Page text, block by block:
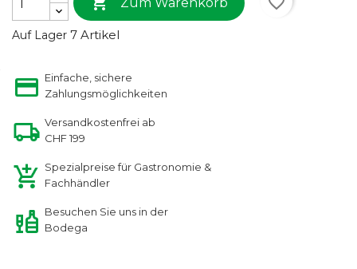
Auf Lager 7 Artikel
Einfache, sichere
Zahlungsmöglichkeiten
Versandkostenfrei ab
CHF 199
Spezialpreise für Gastronomie &
Fachhändler
Besuchen Sie uns in der
Bodega